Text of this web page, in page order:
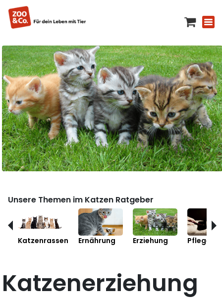
Unsere Themen im Katzen Ratgeber
Katzenrassen Ernährung Erziehung Pflege
Katzenerziehung